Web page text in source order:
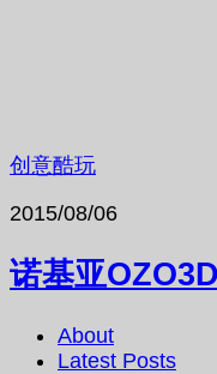
创意酷玩
2015/08/06
诺基亚
About
Latest Posts